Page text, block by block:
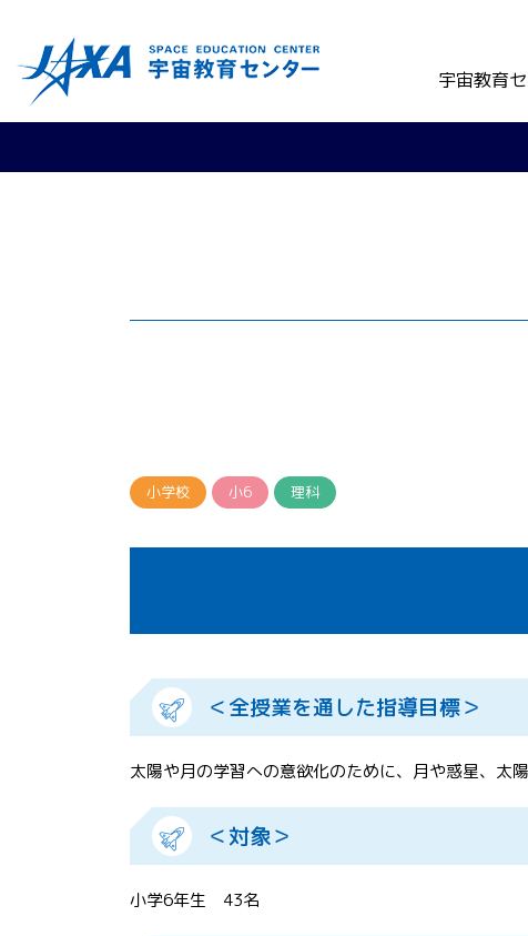
宇宙教育
小学校 小6 理科
＜全授業を通した指導目標＞
太陽や月の学習への意欲化のために、月や惑星、太
＜対象＞
小学6年生 43名